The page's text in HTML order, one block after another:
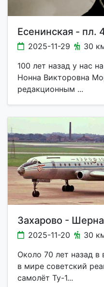
Есенинская - пл.
2025-11-29
30
100 лет назад у нас
Нонна Викторовна
редакционным ...
Захарово -
2025-11-20
30
Около 70 лет назад в
в мире советский
самолёт Ту-1...